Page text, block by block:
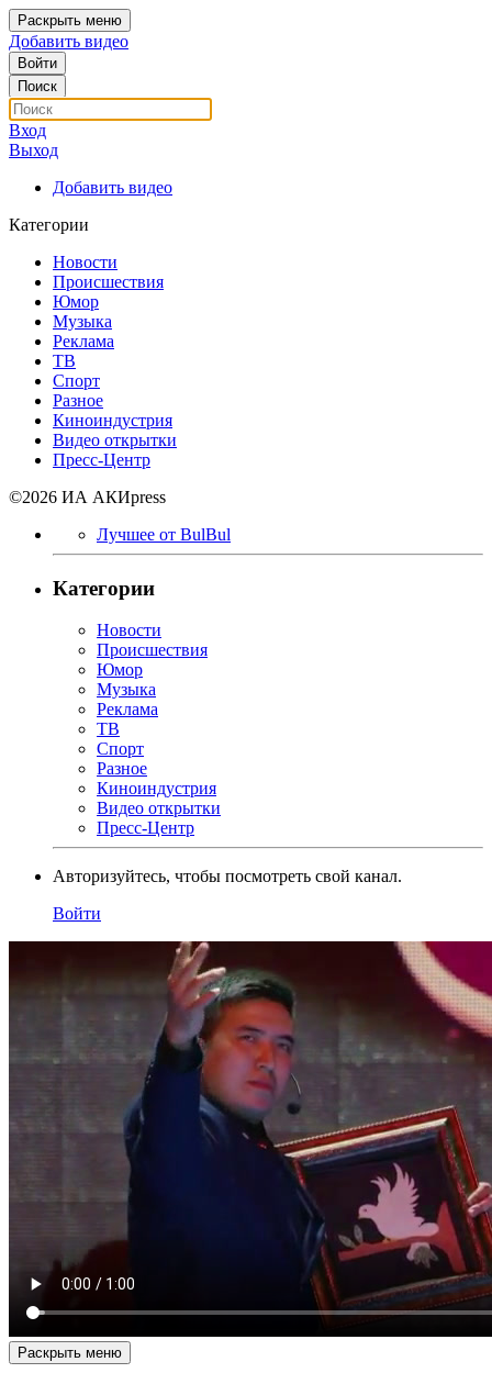
Раскрыть меню
Добавить видео
Войти
Поиск
Вход
Выход
Добавить видео
Категории
Новости
Происшествия
Юмор
Музыка
Реклама
ТВ
Спорт
Разное
Киноиндустрия
Видео открытки
Пресс-Центр
©2026 ИА АКИpress
Лучшее от BulBul
Категории
Новости
Происшествия
Юмор
Музыка
Реклама
ТВ
Спорт
Разное
Киноиндустрия
Видео открытки
Пресс-Центр
Авторизуйтесь, чтобы посмотреть свой канал.
Войти
Раскрыть меню